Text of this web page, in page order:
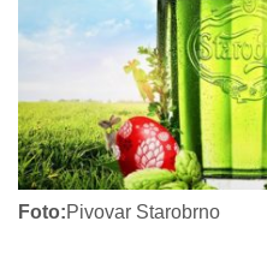
Foto:Pivovar Starobrno